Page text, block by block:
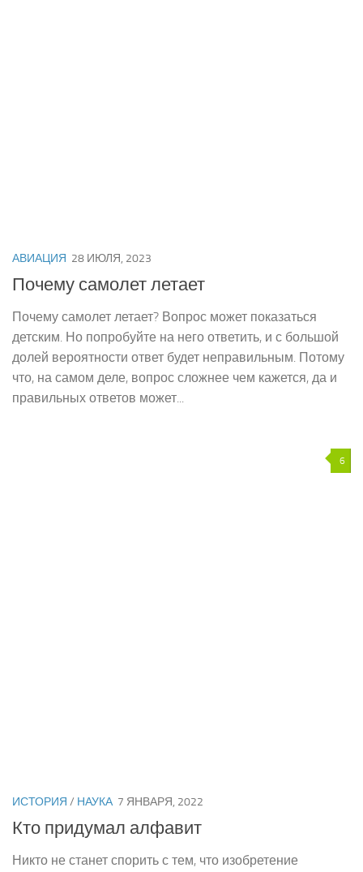
АВИАЦИЯ 28 ИЮЛЯ, 2023
Почему самолет летает
Почему самолет летает? Вопрос может показаться
детским. Но попробуйте на него ответить, и с большой
долей вероятности ответ будет неправильным. Потому
что, на самом деле, вопрос сложнее чем кажется, да и
правильных ответов может...
6
ИСТОРИЯ / НАУКА 7 ЯНВАРЯ, 2022
Кто придумал алфавит
Никто не станет спорить с тем, что изобретение